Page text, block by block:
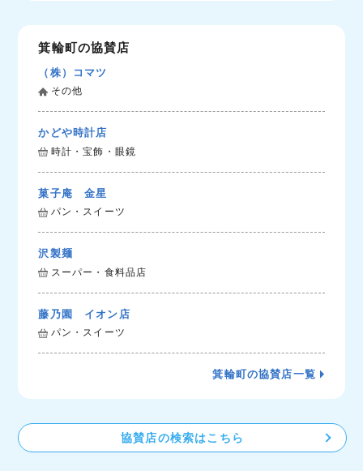
箕輪町の協賛店
（株）コマツ
その他
かどや時計店
時計・宝飾・眼鏡
菓子庵 金星
パン・スイーツ
沢製麺
スーパー・食料品店
藤乃園 イオン店
パン・スイーツ
箕輪町の協賛店一覧
協賛店の検索はこちら